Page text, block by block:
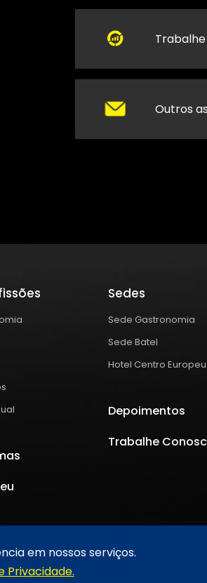
Outros
Sedes
Sede Gastronomia
Sede Batel
Hotel Centro Europeu
Depoimentos
Trabalhe
em nossos serviços.
Privacidade.